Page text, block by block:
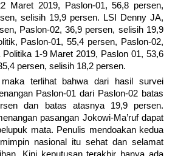
Maret 2019, Paslon-01, 56,8 persen,
selisih 19,9 persen. LSI Denny JA,
Paslon-02, 36,9 persen, selisih 19,9
Paslon-01, 55,4 persen, Paslon-02,
1-9 Maret 2019, Paslon 01, 53,6
persen, selisih 18,2 persen.
maka terlihat bahwa dari hasil survei
Paslon-01 dari Paslon-02 batas
dan batas atasnya 19,9 persen.
pasangan Jokowi-Ma’ruf dapat
mata. Penulis mendoakan kedua
nasional itu sehat dan selamat